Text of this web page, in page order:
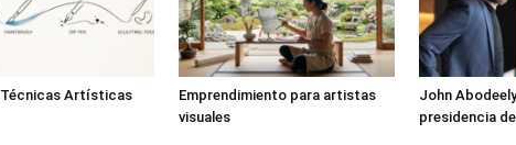
Técnicas Artísticas
Emprendimiento para artistas
visuales
John
presidencia